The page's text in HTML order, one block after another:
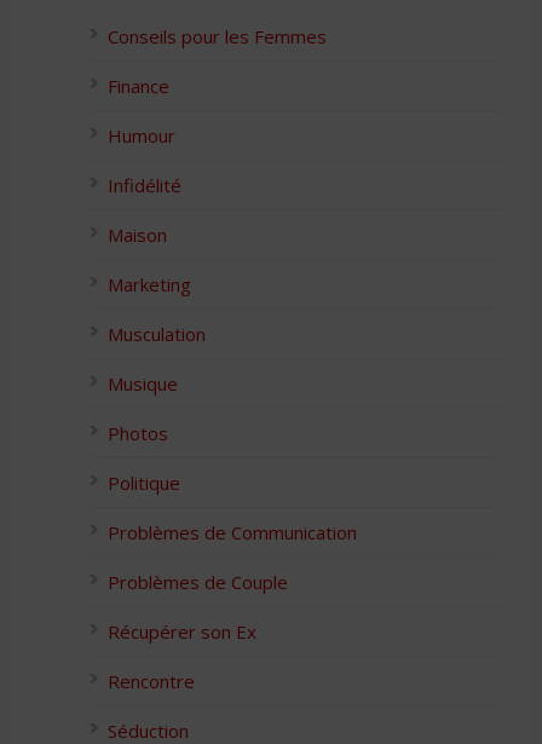
Conseils pour les Femmes
Finance
Humour
Infidélité
Maison
Marketing
Musculation
Musique
Photos
Politique
Problèmes de Communication
Problèmes de Couple
Récupérer son Ex
Rencontre
Séduction